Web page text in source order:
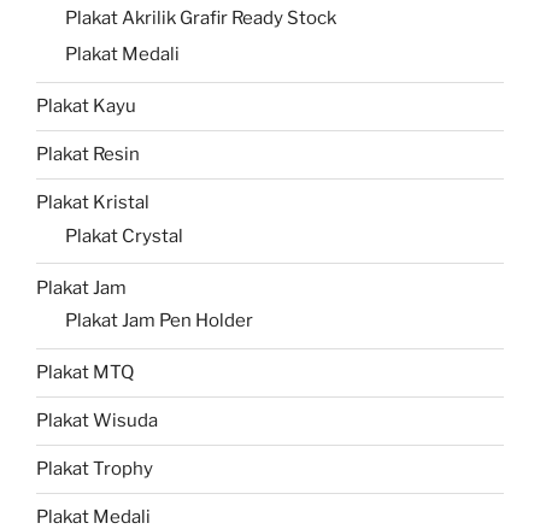
Plakat Akrilik Grafir Ready Stock
Plakat Medali
Plakat Kayu
Plakat Resin
Plakat Kristal
Plakat Crystal
Plakat Jam
Plakat Jam Pen Holder
Plakat MTQ
Plakat Wisuda
Plakat Trophy
Plakat Medali